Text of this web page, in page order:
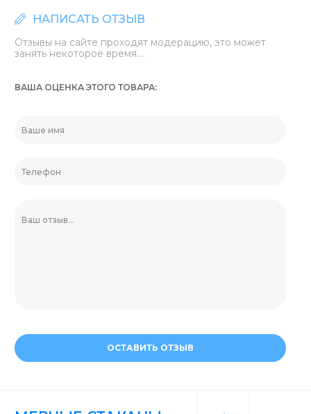
НАПИСАТЬ ОТЗЫВ
Отзывы на сайте проходят модерацию, это может
занять некоторое время....
ВАША ОЦЕНКА ЭТОГО ТОВАРА
ОСТАВИТЬ ОТЗЫВ